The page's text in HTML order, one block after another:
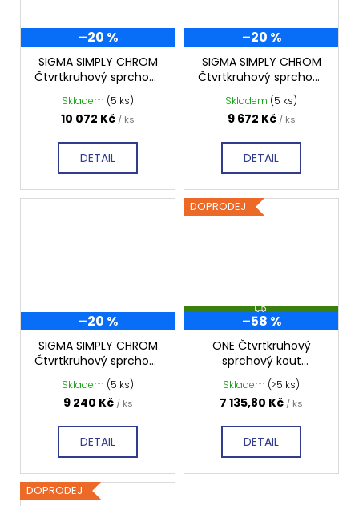
–20 %
SIGMA SIMPLY CHROM
Čtvrtkruhový sprchový
kout 1000x1000 mm,
čiré sklo, GS5510
Skladem (5 ks)
10 072 Kč / ks
DETAIL
–20 %
SIGMA SIMPLY CHROM
Čtvrtkruhový sprchový
kout 900x900 mm,
čiré sklo, GS5590
Skladem (5 ks)
9 672 Kč / ks
DETAIL
–20 %
SIGMA SIMPLY CHROM
Čtvrtkruhový sprchový
kout 800x800 mm,
čiré sklo, GS5580
Skladem (5 ks)
9 240 Kč / ks
DETAIL
DOPRODEJ
Z
D
A
R
M
A
–58 %
ONE Čtvrtkruhový
sprchový kout
900x900 mm, čiré sklo,
GO5890
Skladem (>5 ks)
7 135,80 Kč / ks
DETAIL
DOPRODEJ